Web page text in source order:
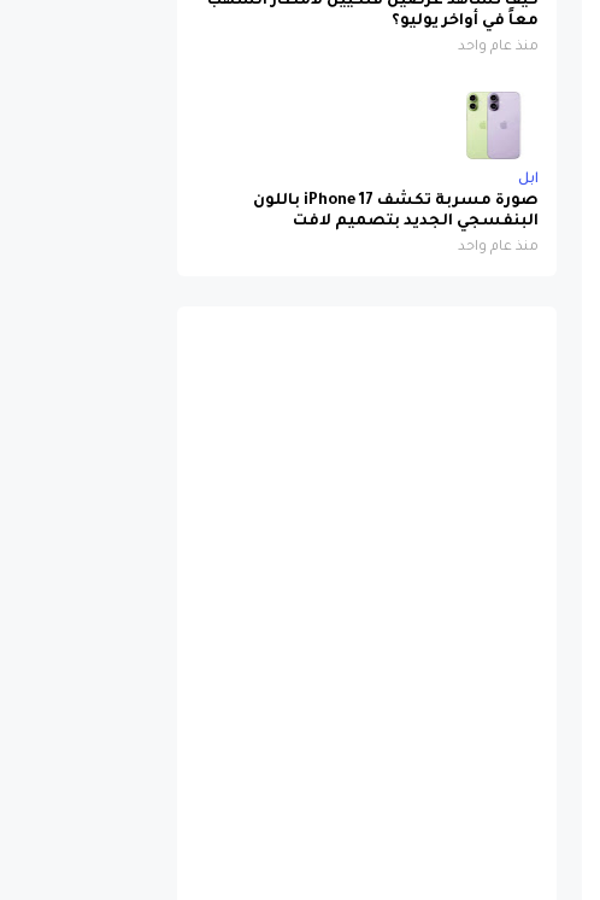
معاً في أواخر يوليو؟
منذ عام واحد
ابل
صورة مسربة تكشف iPhone 17 باللون
البنفسجي الجديد بتصميم لافت
منذ عام واحد